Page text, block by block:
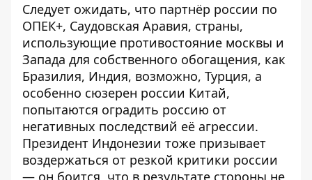
Следует ожидать, что партнёр россии по
ОПЕК+, Саудовская Аравия, страны,
использующие противостояние москвы и
Запада для собственного обогащения, как
Бразилия, Индия, возможно, Турция, а
особенно сюзерен россии Китай,
попытаются оградить россию от
негативных последствий её агрессии.
Президент Индонезии тоже призывает
воздержаться от резкой критики россии
— он боится, что в результате стороны не